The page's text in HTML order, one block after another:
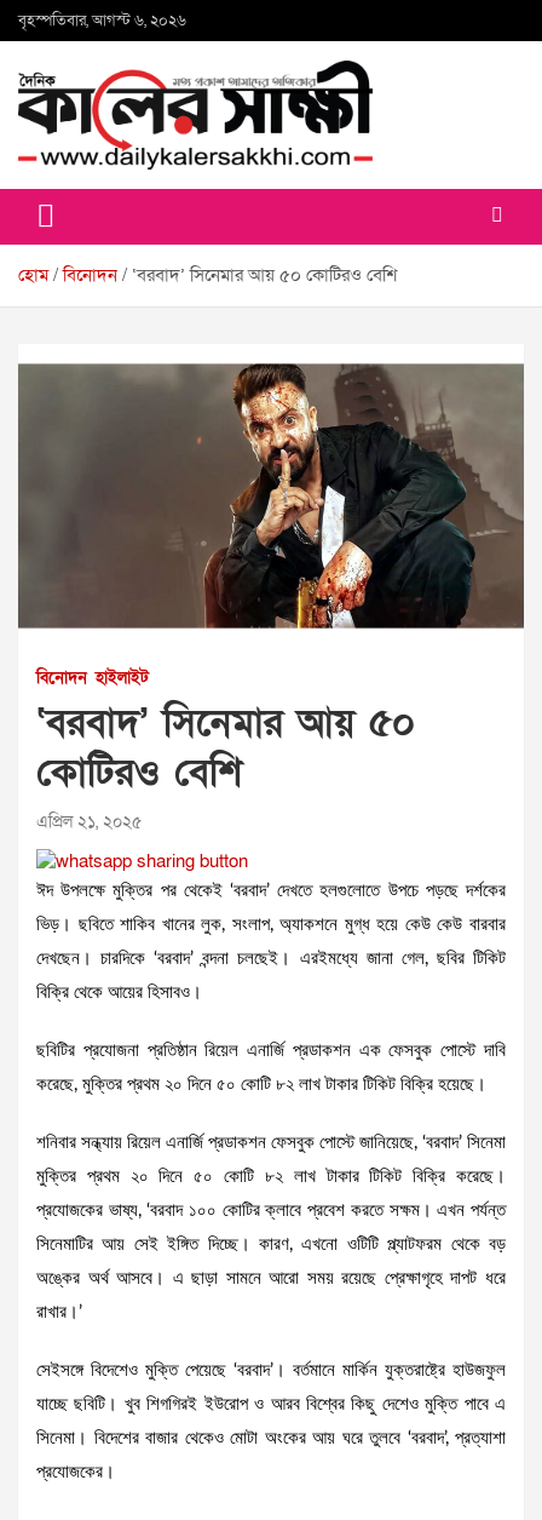
Skip
to
বৃহস্পতিবার, আগস্ট ৬, ২০২৬
কালের সাক্ষী
হোম বিনোদন ‘বরবাদ’ সিনেমার আয় ৫০ কোটিরও বেশি
বিনোদন হাইলাইট
‘বরবাদ’ সিনেমার আয় ৫০
কোটিরও বেশি
এপ্রিল ২১, ২০২৫
ঈদ উপলক্ষে মুক্তির পর থেকেই ‘বরবাদ’ দেখতে হলগুলোতে উপচে পড়ছে দর্শকের
ভিড়। ছবিতে শাকিব খানের লুক, সংলাপ, অ্যাকশনে মুগ্ধ হয়ে কেউ কেউ বারবার
দেখছেন। চারদিকে ‘বরবাদ’ বন্দনা চলছেই। এরইমধ্যে জানা গেল, ছবির টিকিট
বিক্রি থেকে আয়ের হিসাবও।
ছবিটির প্রযোজনা প্রতিষ্ঠান রিয়েল এনার্জি প্রডাকশন এক ফেসবুক পোস্টে দাবি
করেছে, মুক্তির প্রথম ২০ দিনে ৫০ কোটি ৮২ লাখ টাকার টিকিট বিক্রি হয়েছে।
শনিবার সন্ধ্যায় রিয়েল এনার্জি প্রডাকশন ফেসবুক পোস্টে জানিয়েছে, ‘বরবাদ’ সিনেমা
মুক্তির প্রথম ২০ দিনে ৫০ কোটি ৮২ লাখ টাকার টিকিট বিক্রি করেছে।
প্রযোজকের ভাষ্য, ‘বরবাদ ১০০ কোটির ক্লাবে প্রবেশ করতে সক্ষম। এখন পর্যন্ত
সিনেমাটির আয় সেই ইঙ্গিত দিচ্ছে। কারণ, এখনো ওটিটি প্ল্যাটফরম থেকে বড়
অঙ্কের অর্থ আসবে। এ ছাড়া সামনে আরো সময় রয়েছে প্রেক্ষাগৃহে দাপট ধরে
রাখার।’
সেইসঙ্গে বিদেশেও মুক্তি পেয়েছে ‘বরবাদ’। বর্তমানে মার্কিন যুক্তরাষ্ট্রে হাউজফুল
যাচ্ছে ছবিটি। খুব শিগগিরই ইউরোপ ও আরব বিশ্বের কিছু দেশেও মুক্তি পাবে এ
সিনেমা। বিদেশের বাজার থেকেও মোটা অংকের আয় ঘরে তুলবে ‘বরবাদ’, প্রত্যাশা
প্রযোজকের।